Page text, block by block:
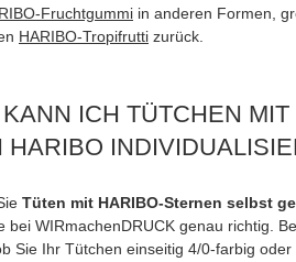
Fruchtgummi in anderen Formen,
HARIBO-Tropifrutti zurück.
ICH TÜTCHEN MIT
HARIBO
Tüten mit HARIBO-Sternen selbst
bei WIRmachenDRUCK genau richtig.
Sie Ihr Tütchen einseitig 4/0-farbig